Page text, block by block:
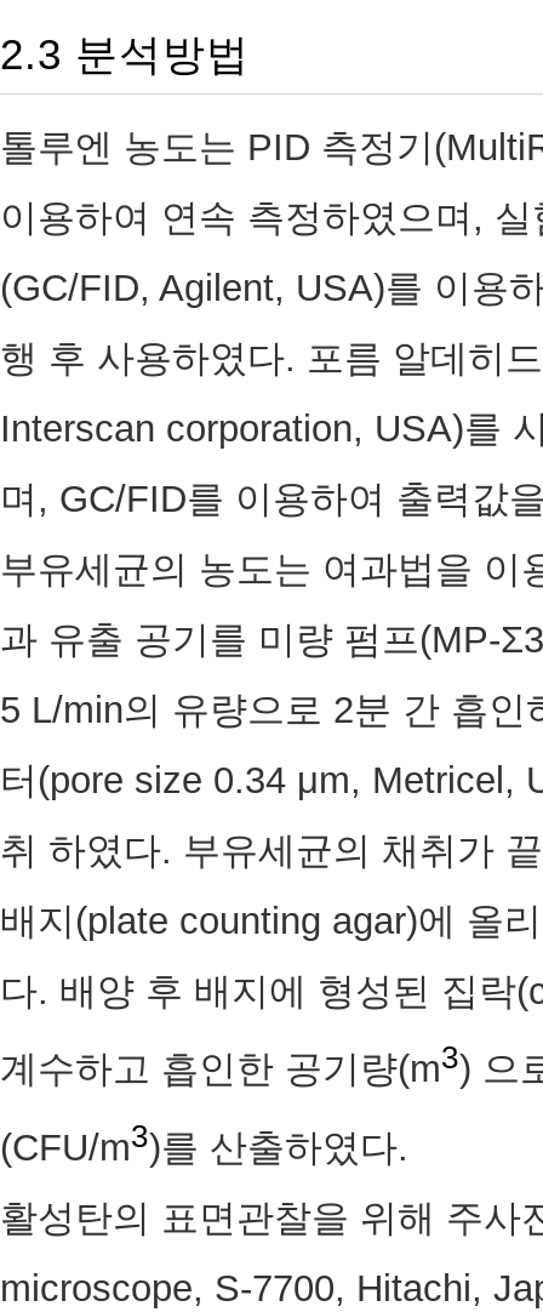
2.3 분석방법
톨루엔 농도는 PID 측정기
이용하여 연속 측정하였으며,
(GC/FID, Agilent, USA)를 이용
행 후 사용하였다. 포름 알데히
Interscan corporation, USA)를
며, GC/FID를 이용하여 출력값
부유세균의 농도는 여과법을 이
과 유출 공기를 미량 펌프(MP-
5 L/min의 유량으로 2분 간 흡
터(pore size 0.34 μm, Metricel,
취 하였다. 부유세균의 채취가
배지(plate counting agar)에 올
다. 배양 후 배지에 형성된 집락
계수하고 흡인한 공기량(m3) 으
(CFU/m3)를 산출하였다.
활성탄의 표면관찰을 위해 주사
microscope, S-7700, Hitachi,